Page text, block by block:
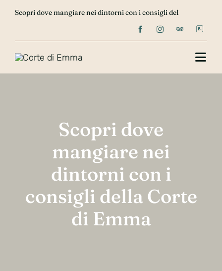
Scopri dove mangiare nei dintorni con i consigli della Corte di
Contatti
Scopri dove
mangiare nei
dintorni con i
consigli della Corte
di Emma